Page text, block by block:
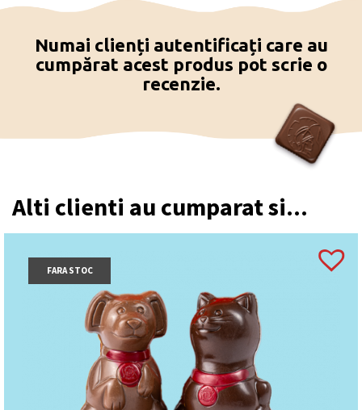
Numai clienți autentificați care au
cumpărat acest produs pot scrie o
recenzie.
Alti clienti au cumparat si...
FARA STOC